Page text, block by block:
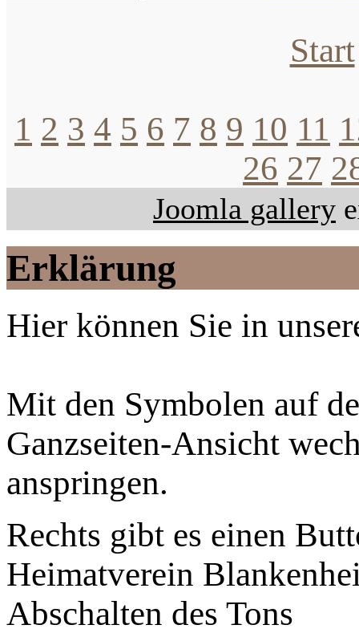
Start
1 2 3 4 5 6 7 8 9 10 11
26 27
Joomla gallery
Erklärung
Hier können Sie in
Mit den Symbolen auf
Ganzseiten-Ansicht
anspringen.
Rechts gibt es einen
Heimatverein
Abschalten des Tons